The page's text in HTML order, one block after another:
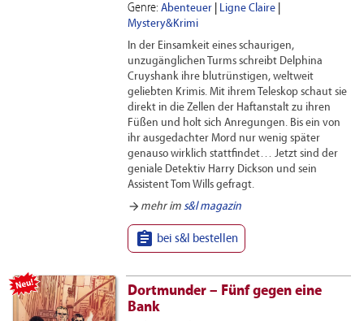
Genre: Abenteuer| Ligne Claire|
Mystery&Krimi
In der Einsamkeit eines schaurigen,
unzugänglichen Turms schreibt Delphina
Cruyshank ihre blutrünstigen, weltweit
geliebten Krimis. Mit ihrem Teleskop schaut sie
direkt in die Zellen der Haftanstalt zu ihren
Füßen und holt sich Anregungen. Bis ein von
ihr ausgedachter Mord nur wenig später
genauso wirklich stattfindet… Jetzt sind der
geniale Detektiv Harry Dickson und sein
Assistent Tom Wills gefragt.
arrow_forward mehr im s&l magazin
 bei s&l bestellen
NEU
Dortmunder – Fünf gegen eine
Bank